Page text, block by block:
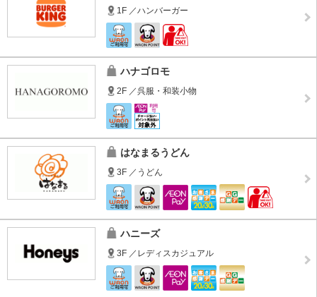
1F ／ハンバーガー
ハナゴロモ
2F ／呉服・和装小物
はなまるうどん
3F ／うどん
ハニーズ
3F ／レディスカジュアル